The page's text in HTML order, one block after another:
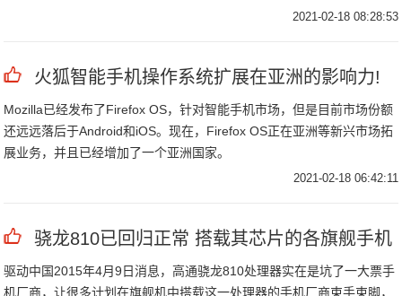
雷军雷军表示，经过五年的努力，小米集团完成了在东南亚的初步布
2021-02-18 08:28:53
火狐智能手机操作系统扩展在亚洲的影响力!
Mozilla已经发布了Firefox OS，针对智能手机市场，但是目前市场份额
还远远落后于Android和iOS。现在，Firefox OS正在亚洲等新兴市场拓
展业务，并且已经增加了一个亚洲国家。
2021-02-18 06:42:11
骁龙810已回归正常 搭载其芯片的各旗舰手机
驱动中国2015年4月9日消息，高通骁龙810处理器实在是坑了一大票手
机厂商，让很多计划在旗舰机中搭载这一处理器的手机厂商束手束脚，